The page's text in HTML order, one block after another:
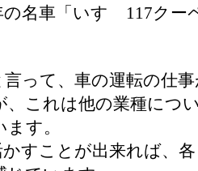
名車「いすゞ117クー
って、車の運転の仕
、これは他の業種につ
す。
すことが出来れば、